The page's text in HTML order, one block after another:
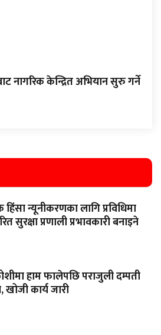
नागरिक केन्द्रित अभियान सुरु गर्ने
हिंसा न्यूनीकरणका लागि प्रविधिमा
सुरक्षा प्रणाली प्रभावकारी बनाइने
हाम फालेपछि पराजुली दम्पती
खोजी कार्य जारी